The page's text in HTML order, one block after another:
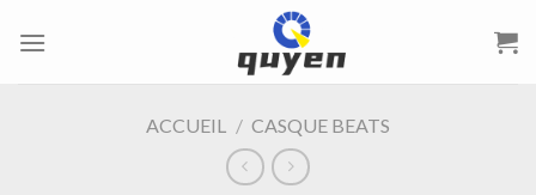
ACCUEIL / CASQUE BEATS